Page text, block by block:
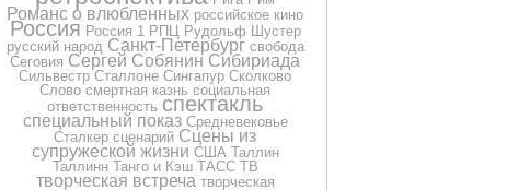
Романс о влюбленных российское кино
Россия Россия 1 РПЦ Рудольф Шустер
русский народ Санкт-Петербург свобода
Сеговия Сергей Собянин Сибириада
Сильвестр Сталлоне Сингапур Сколково
Слово смертная казнь социальная
ответственность спектакль
специальный показ Средневековье
Сталкер сценарий Сцены из
супружеской жизни США Таллин
Таллинн Танго и Кэш ТАСС ТВ
творческая встреча творческая